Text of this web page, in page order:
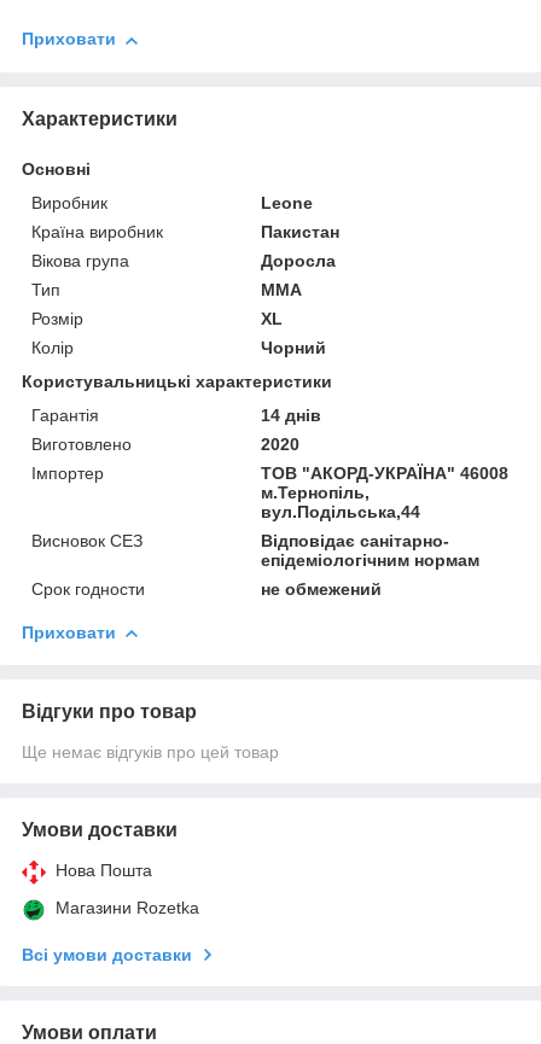
Приховати
Характеристики
Основні
Виробник
Leone
Країна виробник
Пакистан
Вікова група
Доросла
Тип
MMA
Розмір
XL
Колір
Чорний
Користувальницькі характеристики
Гарантія
14 днів
Виготовлено
2020
Імпортер
ТОВ "АКОРД-УКРАЇНА" 46008
м.Тернопіль,
вул.Подільська,44
Висновок СЕЗ
Відповідає санітарно-
епідеміологічним нормам
Срок годности
не обмежений
Приховати
Відгуки про товар
Ще немає відгуків про цей товар
Умови доставки
Нова Пошта
Магазини Rozetka
Всі умови доставки
Умови оплати